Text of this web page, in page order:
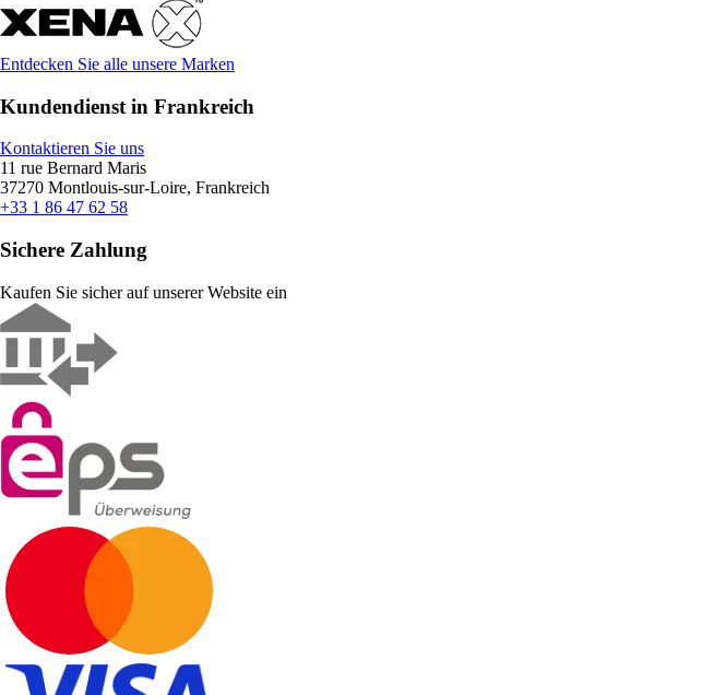
Entdecken Sie alle unsere Marken
Kundendienst in Frankreich
Kontaktieren Sie uns
11 rue Bernard Maris
37270 Montlouis-sur-Loire, Frankreich
+33 1 86 47 62 58
Sichere Zahlung
Kaufen Sie sicher auf unserer Website ein